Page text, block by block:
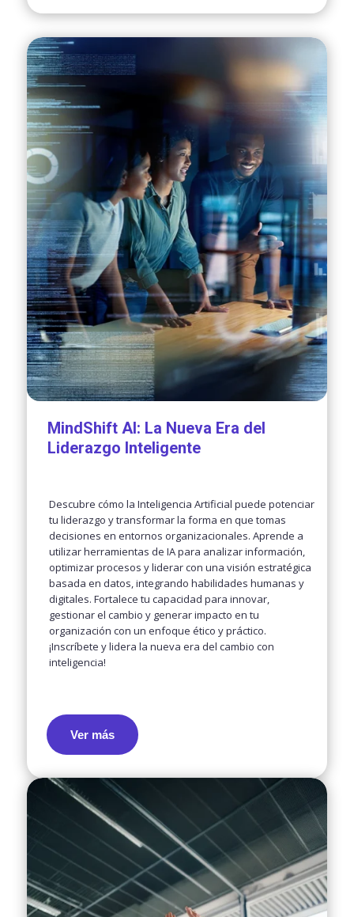
MindShift AI: La Nueva Era del
Liderazgo Inteligente
Descubre cómo la Inteligencia Artificial puede potenciar
tu liderazgo y transformar la forma en que tomas
decisiones en entornos organizacionales. Aprende a
utilizar herramientas de IA para analizar información,
optimizar procesos y liderar con una visión estratégica
basada en datos, integrando habilidades humanas y
digitales. Fortalece tu capacidad para innovar,
gestionar el cambio y generar impacto en tu
organización con un enfoque ético y práctico.
¡Inscríbete y lidera la nueva era del cambio con
inteligencia!
Ver más